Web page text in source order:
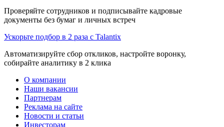
Проверяйте сотрудников и подписывайте кадровые
документы без бумаг и личных встреч
Ускорьте подбор в 2 раза с Talantix
Автоматизируйте сбор откликов, настройте воронку,
собирайте аналитику в 2 клика
О компании
Наши вакансии
Партнерам
Реклама на сайте
Новости и статьи
Инвесторам